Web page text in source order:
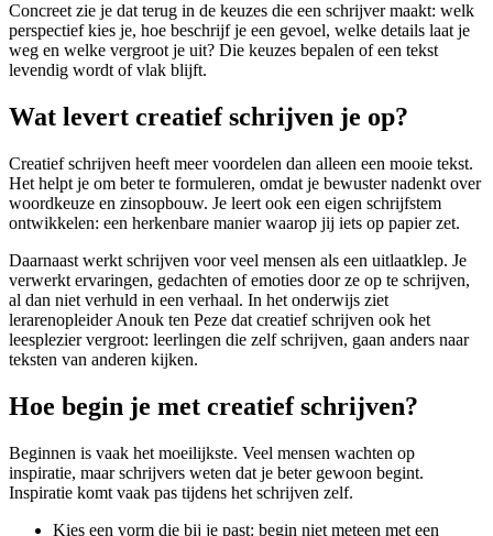
Concreet zie je dat terug in de keuzes die een schrijver maakt: welk
perspectief kies je, hoe beschrijf je een gevoel, welke details laat je
weg en welke vergroot je uit? Die keuzes bepalen of een tekst
levendig wordt of vlak blijft.
Wat levert creatief schrijven je op?
Creatief schrijven heeft meer voordelen dan alleen een mooie tekst.
Het helpt je om beter te formuleren, omdat je bewuster nadenkt over
woordkeuze en zinsopbouw. Je leert ook een eigen schrijfstem
ontwikkelen: een herkenbare manier waarop jij iets op papier zet.
Daarnaast werkt schrijven voor veel mensen als een uitlaatklep. Je
verwerkt ervaringen, gedachten of emoties door ze op te schrijven,
al dan niet verhuld in een verhaal. In het onderwijs ziet
lerarenopleider Anouk ten Peze dat creatief schrijven ook het
leesplezier vergroot: leerlingen die zelf schrijven, gaan anders naar
teksten van anderen kijken.
Hoe begin je met creatief schrijven?
Beginnen is vaak het moeilijkste. Veel mensen wachten op
inspiratie, maar schrijvers weten dat je beter gewoon begint.
Inspiratie komt vaak pas tijdens het schrijven zelf.
Kies een vorm die bij je past: begin niet meteen met een